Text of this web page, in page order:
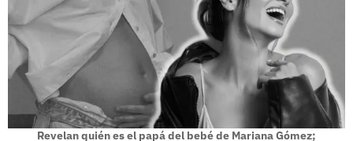
Revelan quién es el papá del bebé de Mariana Gómez;